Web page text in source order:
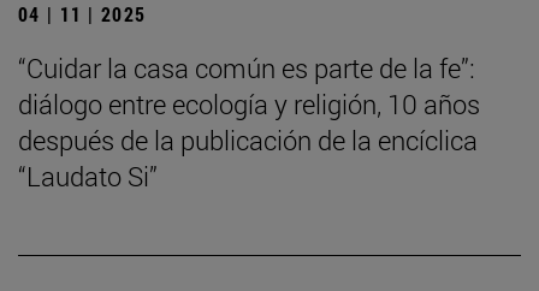
04 | 11 | 2025
“Cuidar la casa común es parte de la fe”:
diálogo entre ecología y religión, 10 años
después de la publicación de la encíclica
“Laudato Si”